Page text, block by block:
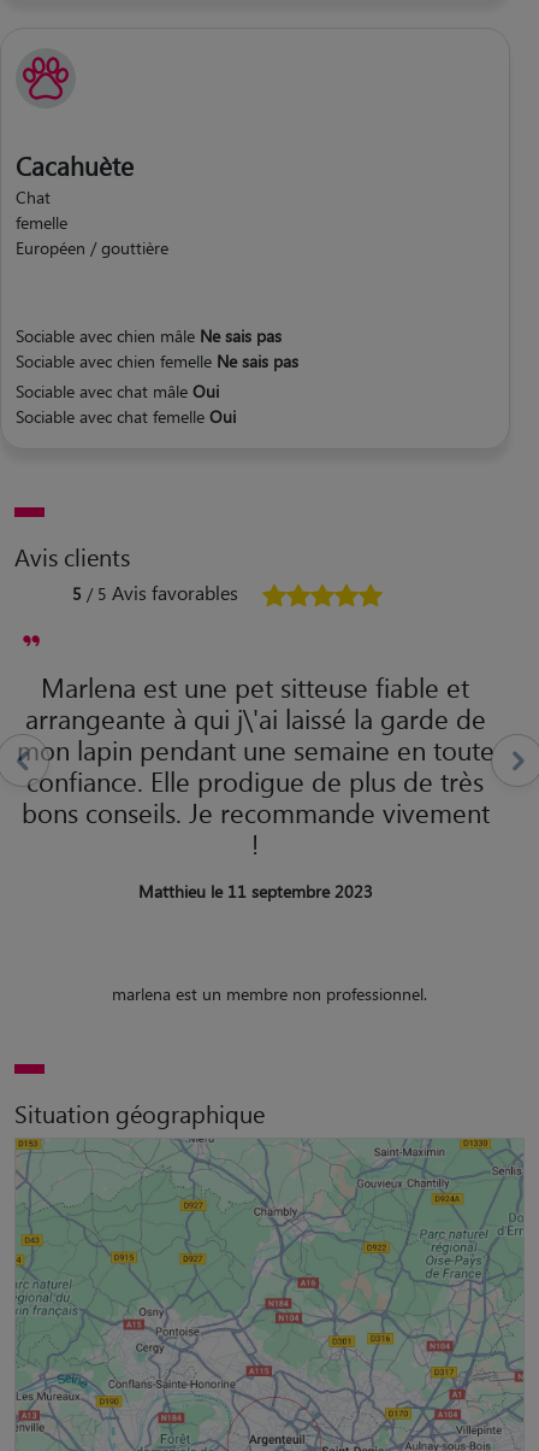
Cacahuète
Chat
femelle
Européen / gouttière
Sociable avec chien mâle Ne sais pas
Sociable avec chien femelle Ne sais pas
Sociable avec chat mâle Oui
Sociable avec chat femelle Oui
Avis clients
5 / 5 Avis favorables
Marlena est une pet sitteuse fiable et
arrangeante à qui j\'ai laissé la garde de
mon lapin pendant une semaine en toute
confiance. Elle prodigue de plus de très
bons conseils. Je recommande vivement
!
Matthieu le 11 septembre 2023
marlena est un membre non professionnel.
Situation géographique